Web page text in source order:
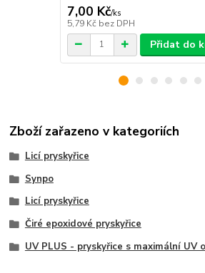
7,00 Kč/ks
5,79 Kč bez DPH
Přidat do
Zboží zařazeno v kategoriích
Licí pryskyřice
Synpo
Licí pryskyřice
Čiré epoxidové pryskyřice
UV PLUS - pryskyřice s maximální UV